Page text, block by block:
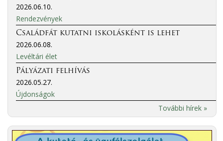
2026.06.10.
Rendezvények
Családfát kutatni iskolásként is lehet
2026.06.08.
Levéltári élet
Pályázati felhívás
2026.05.27.
Újdonságok
További hírek »